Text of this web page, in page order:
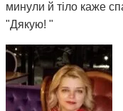
минули й тіло каже
"Дякую! "